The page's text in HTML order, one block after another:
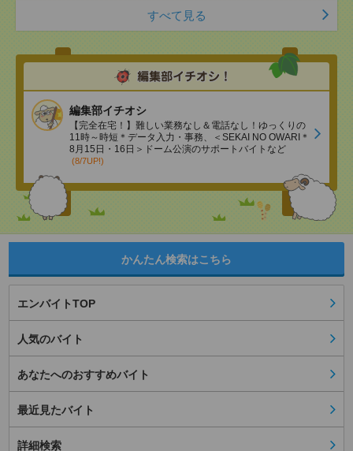
すべて見る
編集部イチオシ
【完全在宅！】難しい業務なし＆電話なし！ゆっくりの
11時～時短＊データ入力・事務、＜SEKAI NO OWARI＊
8月15日・16日＞ドーム公演のサポートバイトなど
(8/7UP!)
かんたん検索はこちら
エンバイトTOP
人気のバイト
あなたへのおすすめバイト
最近見たバイト
詳細検索